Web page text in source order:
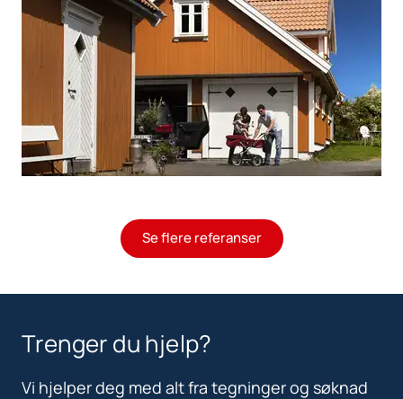
Se flere referanser
Trenger du hjelp?
Vi hjelper deg med alt fra tegninger og søknad